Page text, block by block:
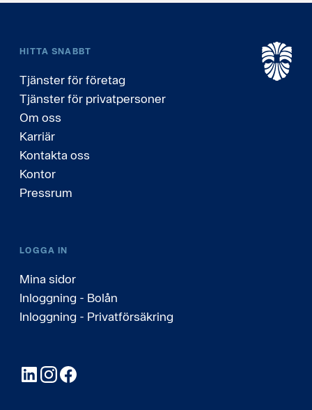
HITTA SNABBT
Tjänster för företag
Tjänster för privatpersoner
Om oss
Karriär
Kontakta oss
Kontor
Pressrum
LOGGA IN
Mina sidor
Inloggning - Bolån
Inloggning - Privatförsäkring
LinkedInInstagram